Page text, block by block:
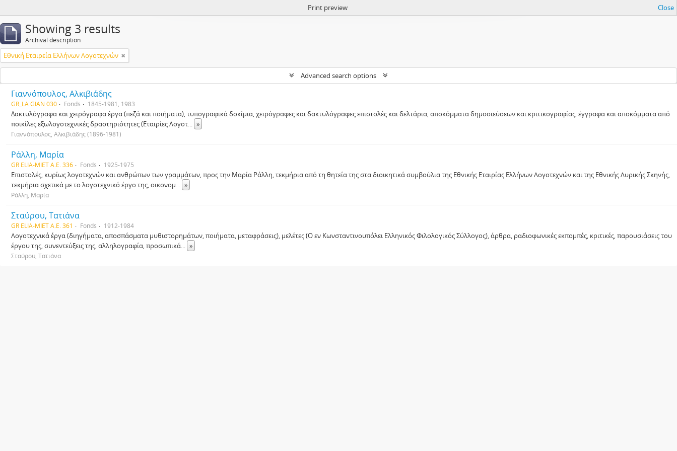
Print preview Close
Showing 3 results
Archival description
Εθνική Εταιρεία Ελλήνων Λογοτεχνών
Advanced search options
Γιαννόπουλος, Αλκιβιάδης
GR_LA GIAN 030 Fonds 1845-1981, 1983
Δακτυλόγραφα και χειρόγραφα έργα (πεζά και ποιήματα), τυπογραφικά δοκίμια, χειρόγραφες και δακτυλόγραφες επιστολές και δελτάρια, αποκόμματα δημοσιεύσεων και κριτικογραφίας, έγγραφα και αποκόμματα από
ποικίλες εξωλογοτεχνικές δραστηριότητες (Εταιρίες Λογοτ... »
Γιαννόπουλος, Αλκιβιάδης (1896-1981)
Ράλλη, Μαρία
GR ELIA-MIET Α.Ε. 336 Fonds 1925-1975
Επιστολές, κυρίως λογοτεχνών και ανθρώπων των γραμμάτων, προς την Μαρία Ράλλη, τεκμήρια από τη θητεία της στα διοικητικά συμβούλια της Εθνικής Εταιρίας Ελλήνων Λογοτεχνών και της Εθνικής Λυρικής Σκηνής,
τεκμήρια σχετικά με το λογοτεχνικό έργο της, οικονομ... »
Ράλλη, Μαρία
Σταύρου, Τατιάνα
GR ELIA-MIET Α.Ε. 361 Fonds 1912-1984
Λογοτεχνικά έργα (διηγήματα, αποσπάσματα μυθιστορημάτων, ποιήματα, μεταφράσεις), μελέτες (Ο εν Κωνσταντινουπόλει Ελληνικός Φιλολογικός Σύλλογος), άρθρα, ραδιοφωνικές εκπομπές, κριτικές, παρουσιάσεις του
έργου της, συνεντεύξεις της, αλληλογραφία, προσωπικά... »
Σταύρου, Τατιάνα